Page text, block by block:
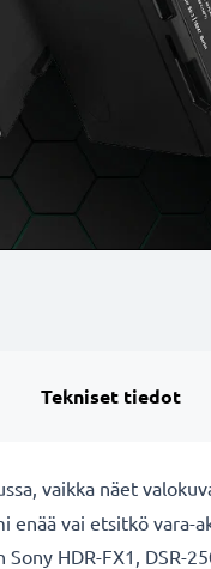
Tekniset tiedot
vaikka näet
enää vai etsitkö vara-
HDR-FX1, DSR-